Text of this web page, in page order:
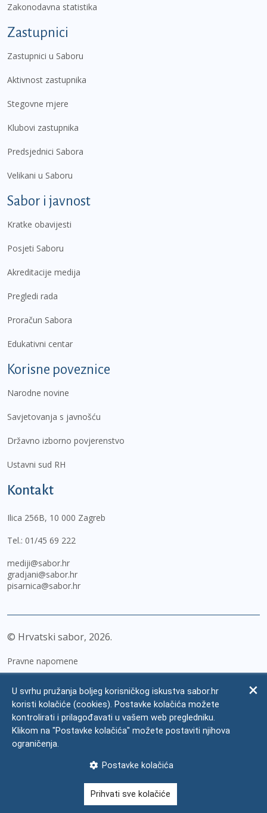
Zakonodavna statistika
Zastupnici
Zastupnici u Saboru
Aktivnost zastupnika
Stegovne mjere
Klubovi zastupnika
Predsjednici Sabora
Velikani u Saboru
Sabor i javnost
Kratke obavijesti
Posjeti Saboru
Akreditacije medija
Pregledi rada
Proračun Sabora
Edukativni centar
Korisne poveznice
Narodne novine
Savjetovanja s javnošću
Državno izborno povjerenstvo
Ustavni sud RH
Kontakt
Ilica 256B, 10 000 Zagreb
Tel.: 01/45 69 222
mediji@sabor.hr
gradjani@sabor.hr
pisarnica@sabor.hr
© Hrvatski sabor, 2026
Pravne napomene
Zaštita osobnih podataka
Impressum
Česta pitanja
U svrhu pružanja boljeg korisničkog iskustva sabor.hr
koristi kolačiće (cookies). Postavke kolačića možete
kontrolirati i prilagođavati u vašem web pregledniku.
Klikom na "Postavke kolačića" možete postaviti njihova
ograničenja.
Postavke kolačića
Prihvati sve kolačiće